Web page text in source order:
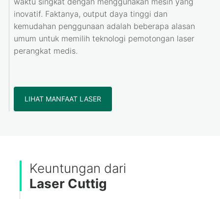
inovatif. Faktanya, output daya tinggi dan
kemudahan penggunaan adalah beberapa alasan
umum untuk memilih teknologi pemotongan laser
perangkat medis.
LIHAT MANFAAT LASER
Keuntungan dari
Laser Cuttig